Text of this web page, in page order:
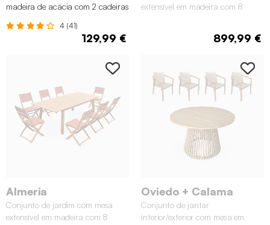
madeira de acácia com 2 cadeiras
4 (41)
129,99 €
extensível em madeira com 8
899,99 €
Almeria
Conjunto de jardim com mesa
extensível em madeira com 8
Oviedo + Calama
Conjunto de jantar
interior/exterior com mesa em